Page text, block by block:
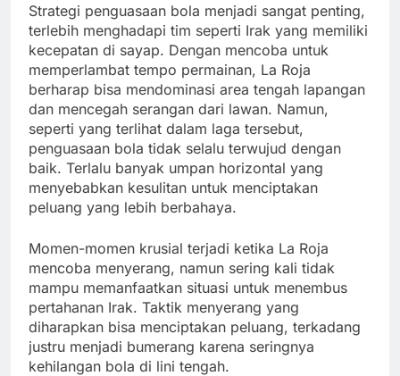
Strategi penguasaan bola menjadi sangat penting,
terlebih menghadapi tim seperti Irak yang memiliki
kecepatan di sayap. Dengan mencoba untuk
memperlambat tempo permainan, La Roja
berharap bisa mendominasi area tengah lapangan
dan mencegah serangan dari lawan. Namun,
seperti yang terlihat dalam laga tersebut,
penguasaan bola tidak selalu terwujud dengan
baik. Terlalu banyak umpan horizontal yang
menyebabkan kesulitan untuk menciptakan
peluang yang lebih berbahaya.
Momen-momen krusial terjadi ketika La Roja
mencoba menyerang, namun sering kali tidak
mampu memanfaatkan situasi untuk menembus
pertahanan Irak. Taktik menyerang yang
diharapkan bisa menciptakan peluang, terkadang
justru menjadi bumerang karena seringnya
kehilangan bola di lini tengah.